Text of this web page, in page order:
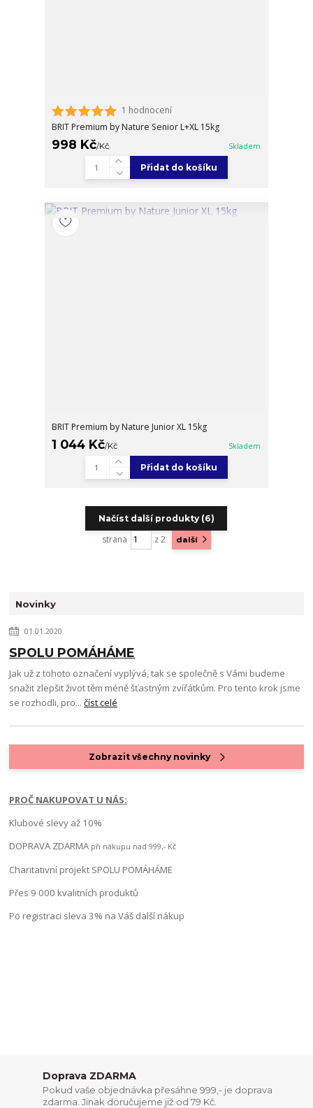
1 hodnocení
BRIT Premium by Nature Senior L+XL 15kg
998 Kč/Kč Skladem
Přidat do košíku
BRIT Premium by Nature Junior XL 15kg
1 044 Kč/Kč Skladem
Přidat do košíku
Načíst další produkty (6)
strana z 2 další
Novinky
01.01.2020
SPOLU POMÁHÁME
Jak už z tohoto označení vyplývá, tak se společně s Vámi budeme
snažit zlepšit život těm méně šťastným zvířátkům. Pro tento krok jsme
se rozhodli, pro...číst celé
Zobrazit všechny novinky
PROČ NAKUPOVAT U NÁS:
Klubové slevy až 10%
DOPRAVA ZDARMA při nákupu nad 999,- Kč
Charitativní projekt SPOLU POMÁHÁME
Přes 9 000 kvalitních produktů
Po registraci sleva 3% na Váš další nákup
Doprava ZDARMA
Pokud vaše objednávka přesáhne 999,- je doprava
zdarma. Jinak doručujeme již od 79 Kč.